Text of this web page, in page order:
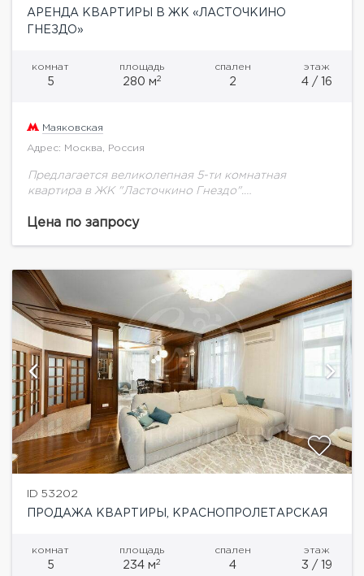
АРЕНДА КВАРТИРЫ В ЖК «ЛАСТОЧКИНО
ГНЕЗДО»
комнат
5
площадь
280 м2
спален
2
этаж
4 / 16
Маяковская
Адрес: Москва, Россия
Предлагается великолепная 5-ти комнатная
квартира в ЖК "Ласточкино Гнездо".
с обеденной зоной, кухня, 3 спальни, кабинет,
Цена по запросу
ID 53202
ПРОДАЖА КВАРТИРЫ, КРАСНОПРОЛЕТАРСКАЯ
комнат
5
площадь
234 м2
спален
4
этаж
3 / 19